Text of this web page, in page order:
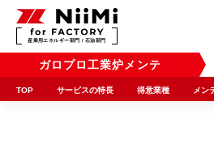
産業用エネルギー部門 / 石油部門
ガロプロ工業炉メンテ
TOP サービスの特長 得意業種 メン